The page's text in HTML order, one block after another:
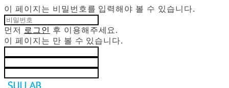
이 페이지는 비밀번호를 입력해야 볼 수 있습니다.
먼저 로그인 후 이용해주세요.
이 페이지는 만 볼 수 있습니다.